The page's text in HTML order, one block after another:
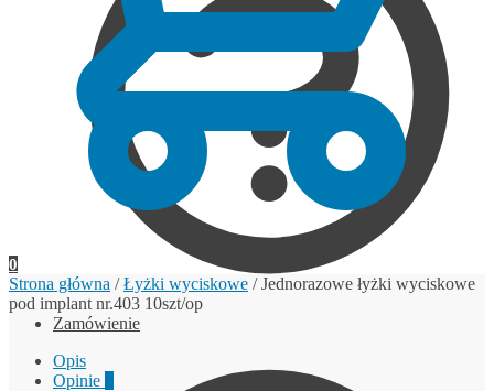
Zamówienie
0
Strona główna /Łyżki wyciskowe /Jednorazowe łyżki wyciskowe
pod implant nr.403 10szt/op
Opis
Opinie